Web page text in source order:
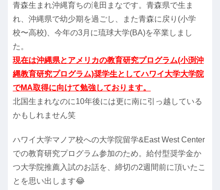
青森生まれ沖縄育ちの滝田まなです。青森県で生ま
れ、沖縄県で幼少期を過ごし、また青森に戻り(小学
校〜高校)、今年の3月に琉球大学(BA)を卒業しまし
た。
現在は沖縄県とアメリカの教育研究プログラム(小渕沖
縄教育研究プログラム)奨学生としてハワイ大学大学院
でMA取得に向けて勉強しております。
北国生まれなのに10年後には更に南に引っ越している
かもしれません笑
ハワイ大学マノア校への大学院留学&East West Center
での教育研究プログラム参加のため。給付型奨学金か
つ大学院推薦入試のお話を、締切の2週間前に頂いたこ
とを思い出します😂